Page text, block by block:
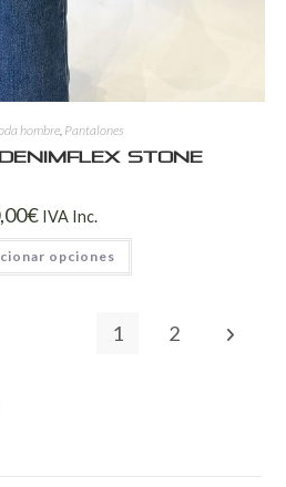
hombre, Pantalones
Stone
€ IVA Inc.
opciones
1 2